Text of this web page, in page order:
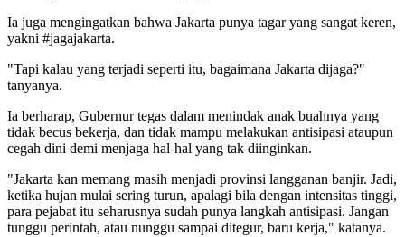
Ia juga mengingatkan bahwa Jakarta punya tagar yang sangat keren,
yakni #jagajakarta.
"Tapi kalau yang terjadi seperti itu, bagaimana Jakarta dijaga?"
tanyanya.
Ia berharap, Gubernur tegas dalam menindak anak buahnya yang
tidak becus bekerja, dan tidak mampu melakukan antisipasi ataupun
cegah dini demi menjaga hal-hal yang tak diinginkan.
"Jakarta kan memang masih menjadi provinsi langganan banjir. Jadi,
ketika hujan mulai sering turun, apalagi bila dengan intensitas tinggi,
para pejabat itu seharusnya sudah punya langkah antisipasi. Jangan
tunggu perintah, atau nunggu sampai ditegur, baru kerja," katanya.